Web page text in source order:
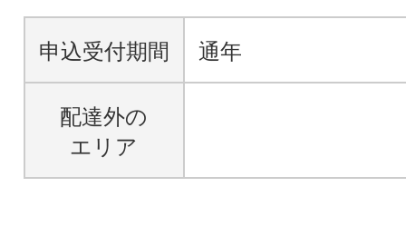
申込受付期間 通年
配達外の
エリア